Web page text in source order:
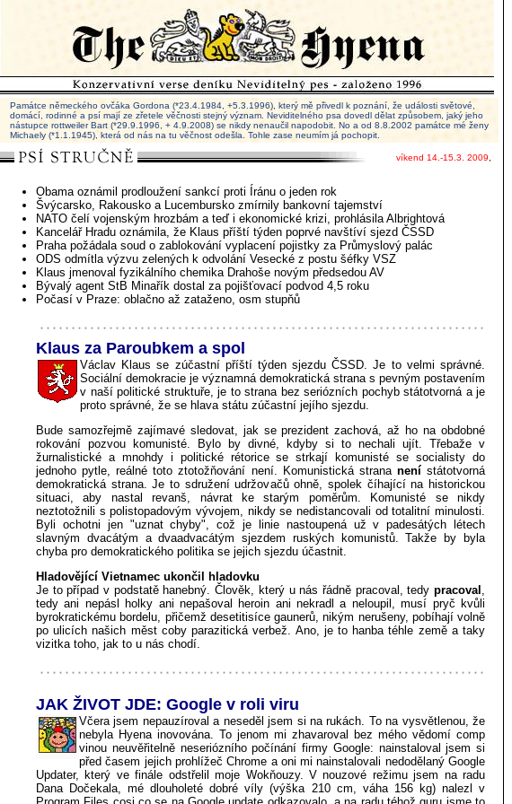
Památce německého ovčáka Gordona (*23.4.1984, +5.3.1996), který mě přivedl k poznání, že události světové,
domácí, rodinné a psí mají ze zřetele věčnosti stejný význam. Neviditelného psa dovedl dělat způsobem, jaký jeho
nástupce rottweiler Bart (*29.9.1996, + 4.9.2008) se nikdy nenaučil napodobit. No a od 8.8.2002 památce mé ženy
Michaely (*1.1.1945), která od nás na tu věčnost odešla. Tohle zase neumím já pochopit.
víkend 14.-15.3. 2009
Obama oznámil prodloužení sankcí proti Íránu o jeden rok
Švýcarsko, Rakousko a Lucembursko zmírnily bankovní tajemství
NATO čelí vojenským hrozbám a teď i ekonomické krizi, prohlásila Albrightová
Kancelář Hradu oznámila, že Klaus příští týden poprvé navštíví sjezd ČSSD
Praha požádala soud o zablokování vyplacení pojistky za Průmyslový palác
ODS odmítla výzvu zelených k odvolání Vesecké z postu šéfky VSZ
Klaus jmenoval fyzikálního chemika Drahoše novým předsedou AV
Bývalý agent StB Minařík dostal za pojišťovací podvod 4,5 roku
Počasí v Praze: oblačno až zataženo, osm stupňů
Klaus za Paroubkem a spol
Václav Klaus se zúčastní příští týden sjezdu ČSSD. Je to velmi správné.
Sociální demokracie je významná demokratická strana s pevným postavením
v naší politické struktuře, je to strana bez seriózních pochyb státotvorná a je
proto správné, že se hlava státu zúčastní jejího sjezdu.
Bude samozřejmě zajímavé sledovat, jak se prezident zachová, až ho na obdobné
rokování pozvou komunisté. Bylo by divné, kdyby si to nechali ujít. Třebaže v
žurnalistické a mnohdy i politické rétorice se strkají komunisté se socialisty do
jednoho pytle, reálné toto ztotožňování není. Komunistická strana nenístátotvorná
demokratická strana. Je to sdružení udržovačů ohně, spolek číhající na historickou
situaci, aby nastal revanš, návrat ke starým poměrům. Komunisté se nikdy
neztotožnili s polistopadovým vývojem, nikdy se nedistancovali od totalitní minulosti.
Byli ochotni jen "uznat chyby", což je linie nastoupená už v padesátých létech
slavným dvacátým a dvaadvacátým sjezdem ruských komunistů. Takže by byla
chyba pro demokratického politika se jejich sjezdu účastnit.
Hladovějící Vietnamec ukončil hladovku
Je to případ v podstatě hanebný. Člověk, který u nás řádně pracoval, tedy pracoval ,
tedy ani nepásl holky ani nepašoval heroin ani nekradl a neloupil, musí pryč kvůli
byrokratickému bordelu, přičemž desetitisíce gaunerů, nikým nerušeny, pobíhají volně
po ulicích našich měst coby parazitická verbež. Ano, je to hanba téhle země a taky
vizitka toho, jak to u nás chodí.
JAK ŽIVOT JDE: Google v roli viru
Včera jsem nepauzíroval a neseděl jsem si na rukách. To na vysvětlenou, že
nebyla Hyena inovována. To jenom mi zhavaroval bez mého vědomí comp
vinou neuvěřitelně neseriózního počínání firmy Google: nainstaloval jsem si
před časem jejich prohlížeč Chrome a oni minainstalovali nedodělaný Google
Updater, který ve finále odstřelil moje Wokňouzy. V nouzové režimu jsem na radu
Dana Dočekala, mé dlouholeté dobré víly (výška 210 cm, váha 156 kg) nalezl v